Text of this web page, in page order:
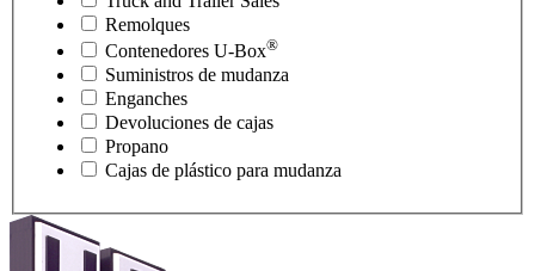
Remolques
Contenedores U-Box®
Suministros de mudanza
Enganches
Devoluciones de cajas
Propano
Cajas de plástico para mudanza